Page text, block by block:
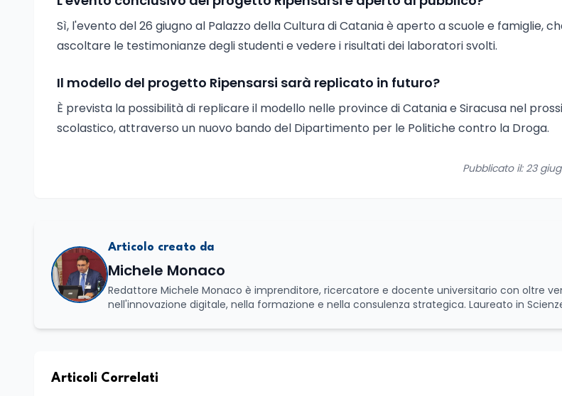
Sì, l'evento del 26 giugno al Palazzo della Cultura di Catania è aperto a scuole e famiglie,
ascoltare le testimonianze degli studenti e vedere i risultati dei laboratori svolti.
Il modello del progetto Ripensarsi sarà replicato in futuro?
È prevista la possibilità di replicare il modello nelle province di Catania e Siracusa nel
scolastico, attraverso un nuovo bando del Dipartimento per le Politiche contro la Droga.
Pubblicato il: 23
Articolo creato da
Michele Monaco
Redattore Michele Monaco è imprenditore, ricercatore e docente universitario con oltre
nell'innovazione digitale, nella formazione e nella consulenza strategica. Laureato in
Nazionale di ENBAS, ente bilaterale attivo nella formazione professionale e nelle politiche
LifeComp, Avatar4University.Org, sistema AI per la creazione di corsi universitari con avatar
Articoli Correlati